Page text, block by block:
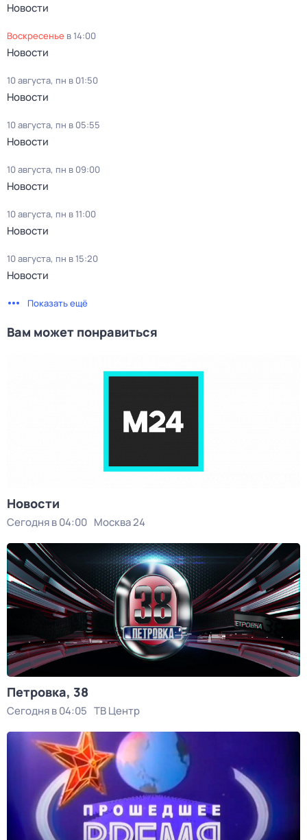
Новости
воскресенье в14:00
Новости
10 августа, пн в 01:50
Новости
10 августа, пн в 05:55
Новости
10 августа, пн в 09:00
Новости
10 августа, пн в 11:00
Новости
10 августа, пн в 15:20
Новости
Показать ещё
Вам может понравиться
Новости
Сегодня в 04:00 Москва 24
Петровка, 38
Сегодня в 04:05 ТВ Центр